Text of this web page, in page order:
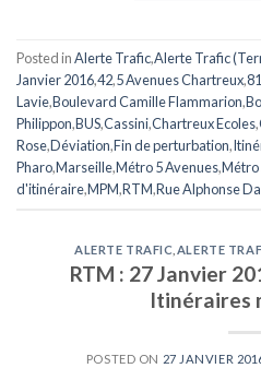
Posted inAlerte Trafic,Alerte Trafic
Janvier 2016,42,5 Avenues Chartreux,81
Lavie,Boulevard Camille Flammarion,
Philippon,BUS,Cassini,Chartreux Ecoles,
Rose,Déviation,Fin de perturbation,
Pharo,Marseille,Métro 5 Avenues,Métro
d'itinéraire,MPM,RTM,Rue Alphonse
ALERTE TRAFIC ALERTE
RTM : 27 Janvier
Itinéraires
POSTED ON 27 JANVIER